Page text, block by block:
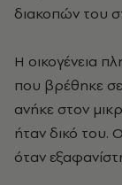
διακοπών του
Η οικογένεια
που βρέθηκε σε
ανήκε στον
ήταν δικό του.
όταν